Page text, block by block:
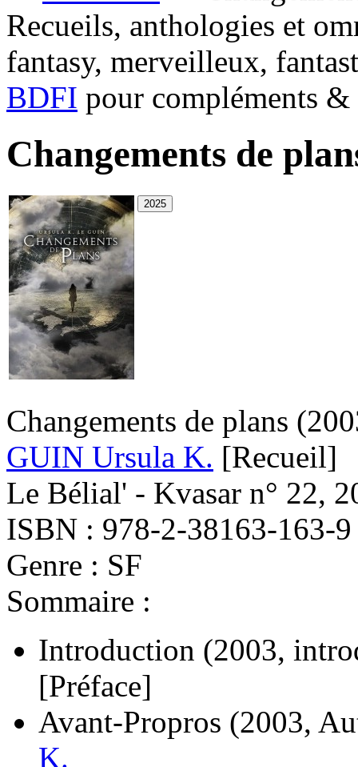
Recueils, anthologies et
fantasy, merveilleux,
BDFI pour compléments
Changements de
Changements de plans
GUIN Ursula K. [Recueil]
Le Bélial' - Kvasar n° 22,
ISBN : 978-2-38163-163-9
Genre : SF
Sommaire :
Introduction (2003,
[Préface]
Avant-Propros (2003,
K.